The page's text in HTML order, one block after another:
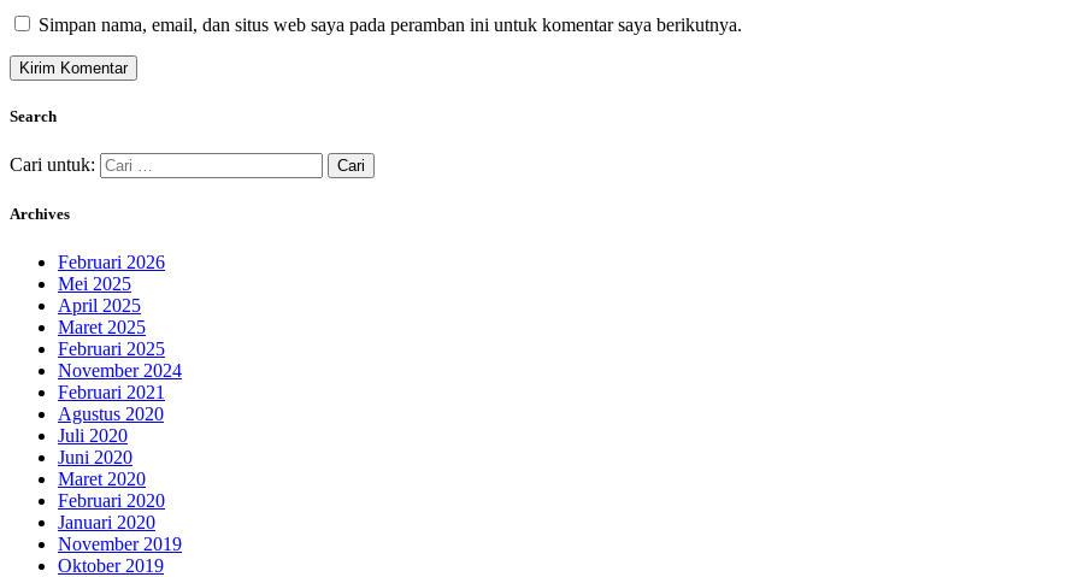
Simpan nama, email, dan situs web saya pada peramban ini untuk komentar saya berikutnya.
Search
Cari untuk:
Archives
Februari 2026
Mei 2025
April 2025
Maret 2025
Februari 2025
November 2024
Februari 2021
Agustus 2020
Juli 2020
Juni 2020
Maret 2020
Februari 2020
Januari 2020
November 2019
Oktober 2019